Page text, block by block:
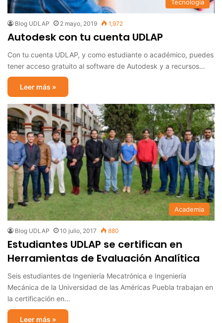
Tecnología
Blog UDLAP 2 mayo, 2019 1,972
Autodesk con tu cuenta UDLAP
Con tu cuenta UDLAP, y como estudiante o académico, puedes
tener acceso gratuito al software de Autodesk y a recursos…
Leer más »
Academia
Blog UDLAP 10 julio, 2017 880
Estudiantes UDLAP se certifican en
Herramientas de Evaluación Analítica
Seis estudiantes de Ingeniería Mecatrónica e Ingeniería
Mecánica de la Universidad de las Américas Puebla trabajan en
la certificación en…
Leer más »